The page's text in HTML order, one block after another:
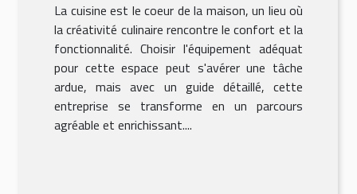
La cuisine est le coeur de la maison, un lieu où
la créativité culinaire rencontre le confort et la
fonctionnalité. Choisir l'équipement adéquat
pour cette espace peut s'avérer une tâche
ardue, mais avec un guide détaillé, cette
entreprise se transforme en un parcours
agréable et enrichissant....